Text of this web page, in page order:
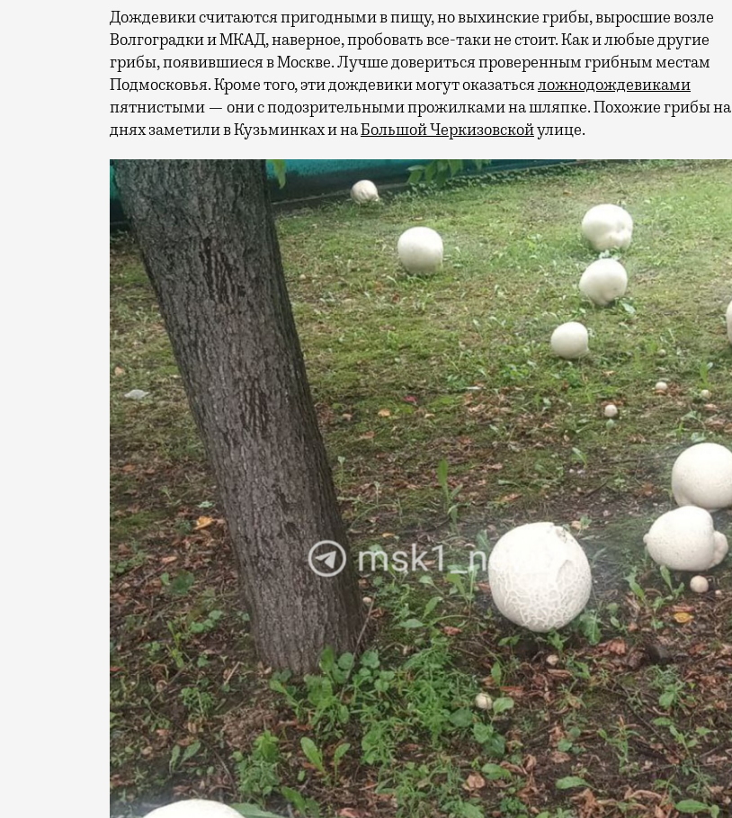
Дождевики считаются пригодными в пищу, но выхинские грибы, выросшие возле
Волгоградки и МКАД, наверное, пробовать все-таки не стоит. Как и любые другие
грибы, появившиеся в Москве. Лучше довериться проверенным грибным местам
Подмосковья. Кроме того, эти дождевики могут оказатьсяложнодождевиками
пятнистыми — они с подозрительными прожилками на шляпке. Похожие грибы на
днях заметили в Кузьминках и наБольшой Черкизовскойулице.